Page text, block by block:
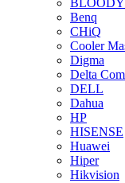
BLOODY
Benq
CHiQ
Cooler
Digma
Delta
DELL
Dahua
HP
HISENSE
Huawei
Hiper
Hikvision